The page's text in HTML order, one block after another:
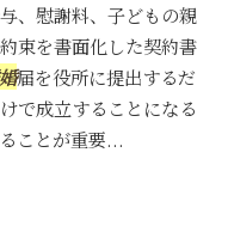
、慰謝料、子どもの親
束を書面化した契約書
届を役所に提出するだ
で成立することになる
ことが重要...